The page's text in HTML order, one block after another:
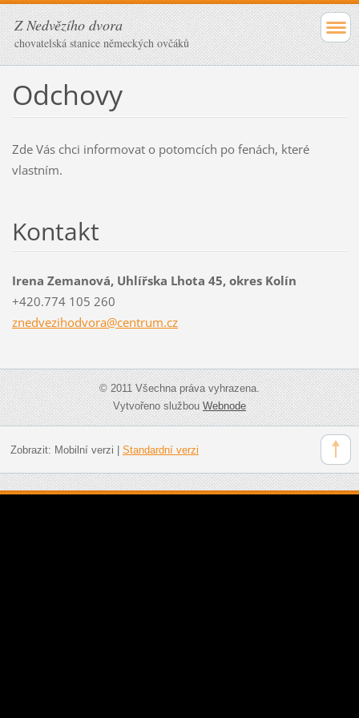
Z Nedvězího dvora
chovatelská stanice německých ovčáků
Odchovy
Zde Vás chci informovat o potomcích po fenách, které
vlastním.
Kontakt
Irena Zemanová, Uhlířska Lhota 45, okres Kolín
+420.774 105 260
znedvezihodvora@centrum.cz
© 2011 Všechna práva vyhrazena.
Vytvořeno službouWebnode
Zobrazit: Mobilní verzi Standardní verzi